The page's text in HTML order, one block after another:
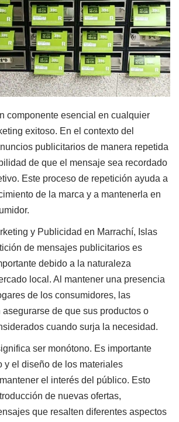
componente esencial en cualquier
exitoso. En el contexto del
publicitarios de manera repetida
de que el mensaje sea recordado
Este proceso de repetición ayuda a
de la marca y a mantenerla en
y Publicidad en Marrachí, Islas
de mensajes publicitarios es
debido a la naturaleza
local. Al mantener una presencia
de los consumidores, las
de que sus productos o
cuando surja la necesidad.
ser monótono. Es importante
y el diseño de los materiales
el interés del público. Esto
de nuevas ofertas,
que resalten diferentes aspectos